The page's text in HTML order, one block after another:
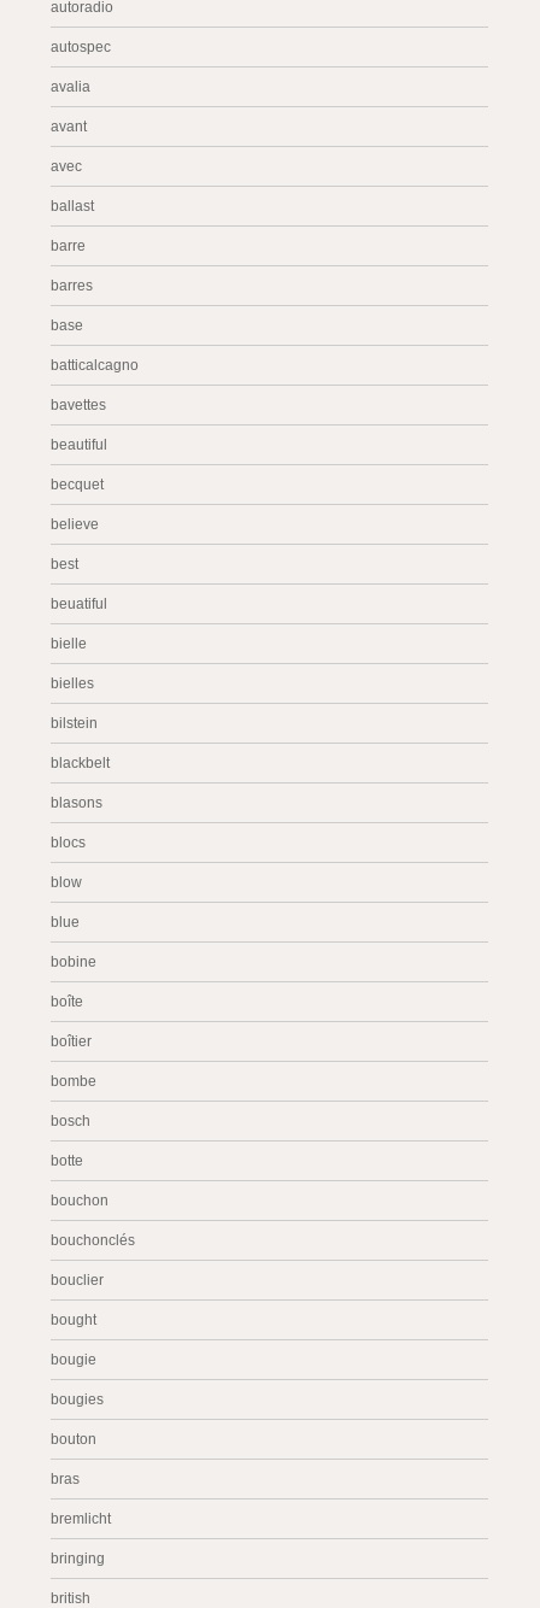
autoradio
autospec
avalia
avant
avec
ballast
barre
barres
base
batticalcagno
bavettes
beautiful
becquet
believe
best
beuatiful
bielle
bielles
bilstein
blackbelt
blasons
blocs
blow
blue
bobine
boîte
boîtier
bombe
bosch
botte
bouchon
bouchonclés
bouclier
bought
bougie
bougies
bouton
bras
bremlicht
bringing
british